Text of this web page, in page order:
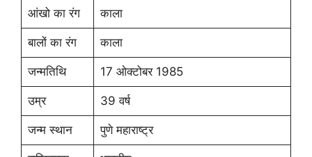
आंखो का रंग काला
बालों का रंग काला
जन्मतिथि 17 ओक्टोबर 1985
उम्र 39 वर्ष
जन्म स्थान पुणे महाराष्ट्र